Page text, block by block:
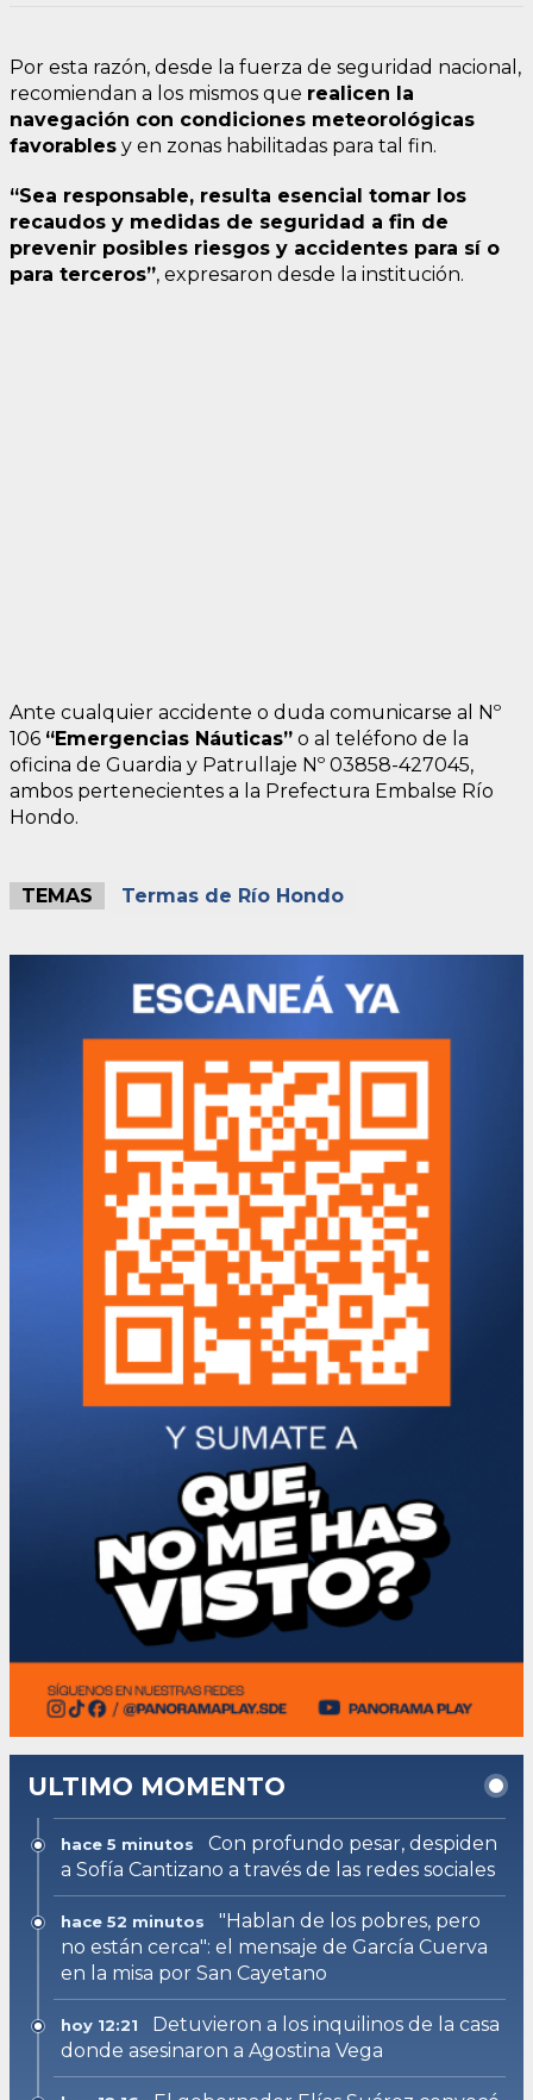
Por esta razón, desde la fuerza de seguridad nacional,
recomiendan a los mismos que realicen la
navegación con condiciones meteorológicas
favorables y en zonas habilitadas para tal fin.
“Sea responsable, resulta esencial tomar los
recaudos y medidas de seguridad a fin de
prevenir posibles riesgos y accidentes para sí o
para terceros”, expresaron desde la institución.
Ante cualquier accidente o duda comunicarse al Nº
106 “Emergencias Náuticas” o al teléfono de la
oficina de Guardia y Patrullaje Nº 03858-427045,
ambos pertenecientes a la Prefectura Embalse Río
Hondo.
TEMAS Termas de Río Hondo
ULTIMO MOMENTO
hace 5 minutos
Con profundo pesar, despiden
a Sofía Cantizano a través de las redes sociales
hace 52 minutos
"Hablan de los pobres, pero
no están cerca": el mensaje de García Cuerva
en la misa por San Cayetano
hoy 12:21
Detuvieron a los inquilinos de la casa
donde asesinaron a Agostina Vega